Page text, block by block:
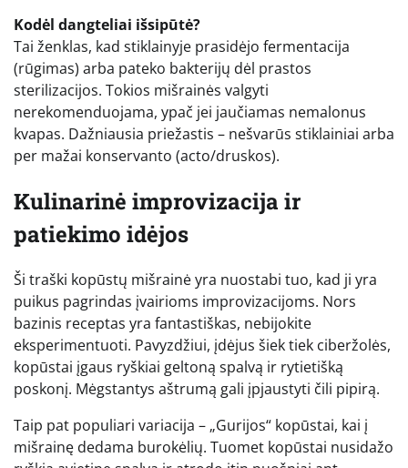
Kodėl dangteliai išsipūtė?
Tai ženklas, kad stiklainyje prasidėjo fermentacija
(rūgimas) arba pateko bakterijų dėl prastos
sterilizacijos. Tokios mišrainės valgyti
nerekomenduojama, ypač jei jaučiamas nemalonus
kvapas. Dažniausia priežastis – nešvarūs stiklainiai arba
per mažai konservanto (acto/druskos).
Kulinarinė improvizacija ir
patiekimo idėjos
Ši traški kopūstų mišrainė yra nuostabi tuo, kad ji yra
puikus pagrindas įvairioms improvizacijoms. Nors
bazinis receptas yra fantastiškas, nebijokite
eksperimentuoti. Pavyzdžiui, įdėjus šiek tiek ciberžolės,
kopūstai įgaus ryškiai geltoną spalvą ir rytietišką
poskonį. Mėgstantys aštrumą gali įpjaustyti čili pipirą.
Taip pat populiari variacija – „Gurijos“ kopūstai, kai į
mišrainę dedama burokėlių. Tuomet kopūstai nusidažo